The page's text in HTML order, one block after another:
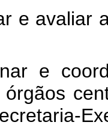
e avaliar
e